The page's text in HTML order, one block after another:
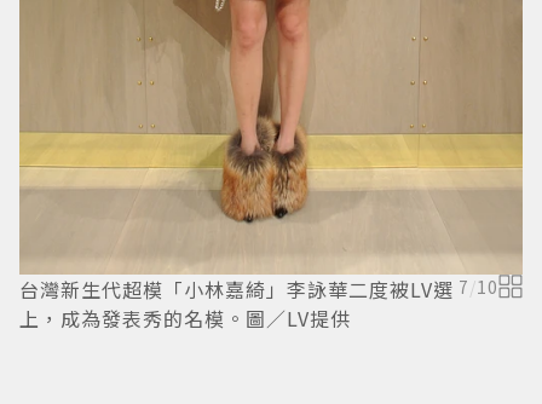
台灣新生代超模「小林嘉綺」李詠華二度被LV選
上，成為發表秀的名模。圖／LV提供
7 /10